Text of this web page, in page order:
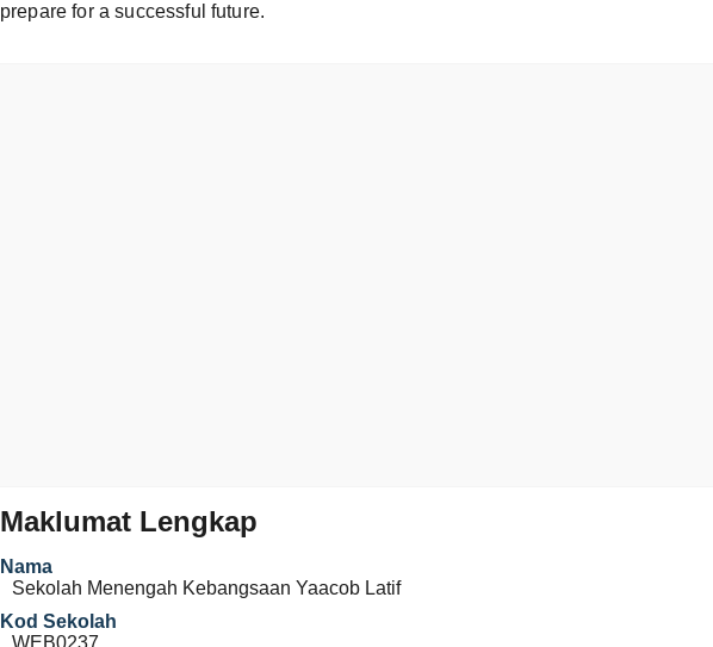
prepare for a successful future.
Maklumat Lengkap
Nama
Sekolah Menengah Kebangsaan Yaacob Latif
Kod Sekolah
WEB0237